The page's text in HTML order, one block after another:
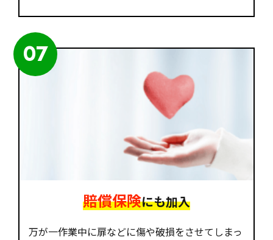
07
賠償保険にも加入
万が一作業中に扉などに傷や破損をさせてしまっ